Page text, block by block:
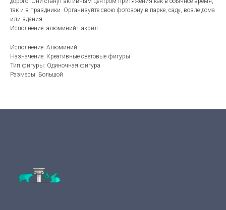
так и в праздники. Организуйте свою фотозону в парке, саду, возле дома
или здания.
Исполнение: алюминий+ акрил.
Исполнение: Алюминий
Назначение: Креативные световые фигуры
Тип фигуры: Одиночная фигура
Размеры: Большой